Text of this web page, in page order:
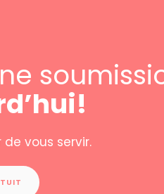
de vous servir.